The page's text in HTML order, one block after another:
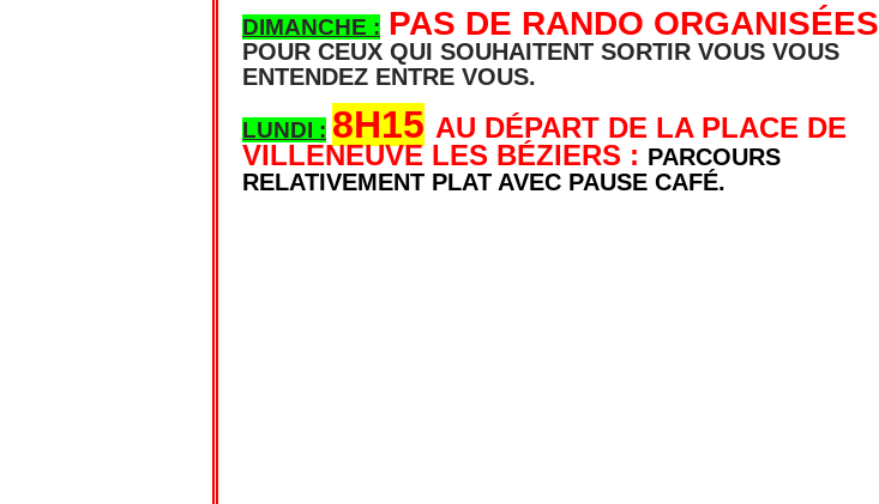
DIMANCHE : PAS DE RANDO ORGANISÉES
POUR CEUX QUI SOUHAITENT SORTIR VOUS VOUS
ENTENDEZ ENTRE VOUS.
LUNDI : 8H15 AU DÉPART DE LA PLACE DE
VILLENEUVE LES BÉZIERS : PARCOURS
RELATIVEMENT PLAT AVEC PAUSE CAFÉ.